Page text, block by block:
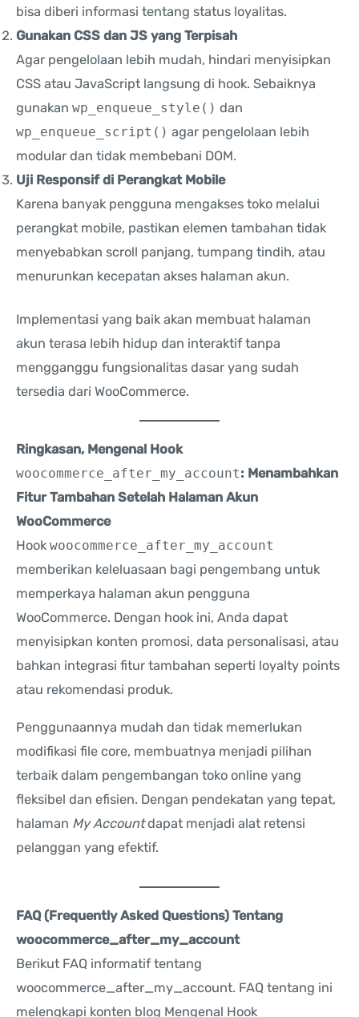
bisa diberi informasi tentang status loyalitas.
Gunakan CSS dan JS yang Terpisah
Agar pengelolaan lebih mudah, hindari menyisipkan
CSS atau JavaScript langsung di hook. Sebaiknya
gunakan wp_enqueue_style() dan
wp_enqueue_script() agar pengelolaan lebih
modular dan tidak membebani DOM.
Uji Responsif di Perangkat Mobile
Karena banyak pengguna mengakses toko melalui
perangkat mobile, pastikan elemen tambahan tidak
menyebabkan scroll panjang, tumpang tindih, atau
menurunkan kecepatan akses halaman akun.
Implementasi yang baik akan membuat halaman
akun terasa lebih hidup dan interaktif tanpa
mengganggu fungsionalitas dasar yang sudah
tersedia dari WooCommerce.
Ringkasan, Mengenal Hook
woocommerce_after_my_account: Menambahkan
Fitur Tambahan Setelah Halaman Akun
WooCommerce
Hook woocommerce_after_my_account
memberikan keleluasaan bagi pengembang untuk
memperkaya halaman akun pengguna
WooCommerce. Dengan hook ini, Anda dapat
menyisipkan konten promosi, data personalisasi, atau
bahkan integrasi fitur tambahan seperti loyalty points
atau rekomendasi produk.
Penggunaannya mudah dan tidak memerlukan
modifikasi file core, membuatnya menjadi pilihan
terbaik dalam pengembangan toko online yang
fleksibel dan efisien. Dengan pendekatan yang tepat,
halaman My Accountdapat menjadi alat retensi
pelanggan yang efektif.
FAQ (Frequently Asked Questions) Tentang
woocommerce_after_my_account
Berikut FAQ informatif tentang
woocommerce_after_my_account. FAQ tentang ini
melengkapi konten blog Mengenal Hook